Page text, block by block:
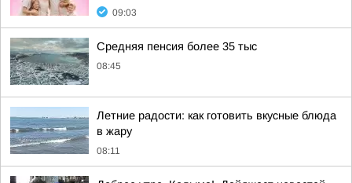
09:03
Средняя пенсия более 35 тыс
08:45
Летние радости: как готовить вкусные блюда
в жару
08:11